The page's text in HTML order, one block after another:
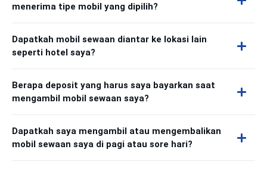
menerima tipe mobil yang dipilih?
Dapatkah mobil sewaan diantar ke lokasi lain
seperti hotel saya?
Berapa deposit yang harus saya bayarkan saat
mengambil mobil sewaan saya?
Dapatkah saya mengambil atau mengembalikan
mobil sewaan saya di pagi atau sore hari?